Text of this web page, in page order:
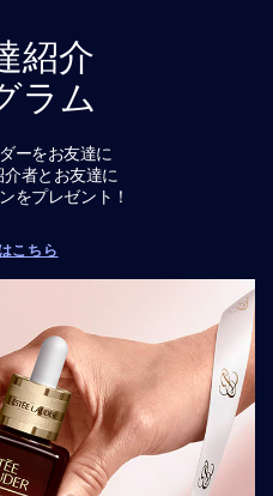
紹介
ラム
ーをお友達に
者とお友達に
をプレゼント！
こちら